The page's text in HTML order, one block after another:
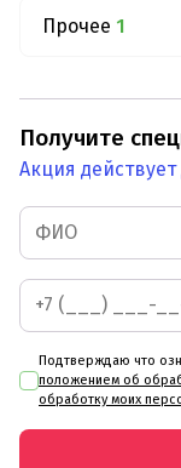
Прочее 1
Получите
Акция действует
Подтверждаю что
положением об
обработку моих